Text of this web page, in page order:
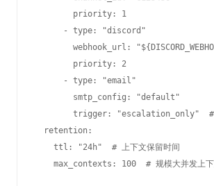
        priority: 1
      - type: "discord"
webhook_url:
        priority: 2
      - type: "email"
        smtp_config: "default"
trigger: "escalation_only"  #
  retention:
    ttl: "24h"  # 上下文保留时间